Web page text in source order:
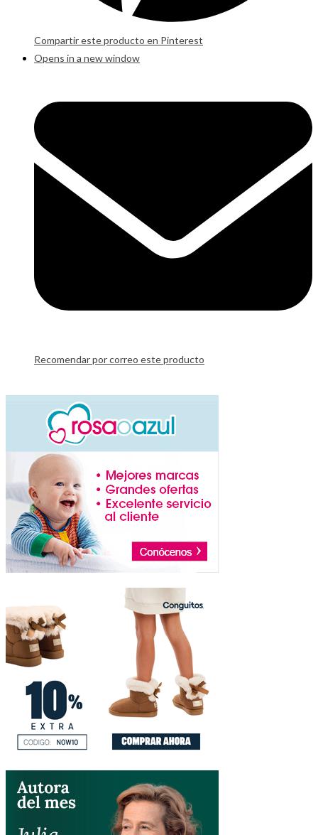
Compartir este producto en Pinterest
Opens in a new window
Recomendar por correo este producto